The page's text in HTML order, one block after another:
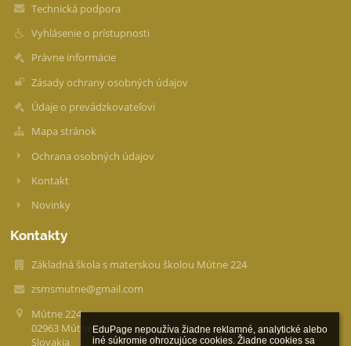
EduPage nepoužíva žiadne reklamné, analytické alebo
iné súkromie ohrozujúce cookies. Žiadne cookies sa
Technická podpora
Vyhlásenie o prístupnosti
Právne informácie
Zásady ochrany osobných údajov
Údaje o prevádzkovateľovi
Mapa stránok
Ochrana osobných údajov
Kontakt
Novinky
Kontakty
Základná škola s materskou školou Mútne 224
zsmsmutne@gmail.com
Mútne 224
02963 Mútne
Slovakia